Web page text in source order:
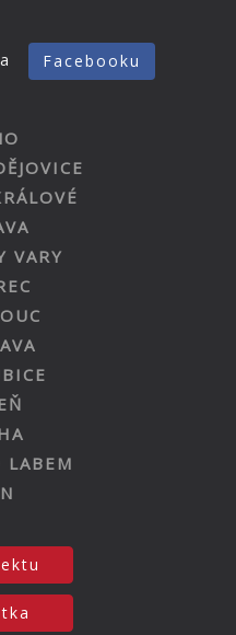
Facebooku
VARY
LABEM